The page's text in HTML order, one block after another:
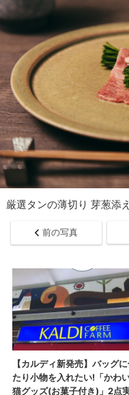
厳選タンの薄切り 芽葱添え
前の写真